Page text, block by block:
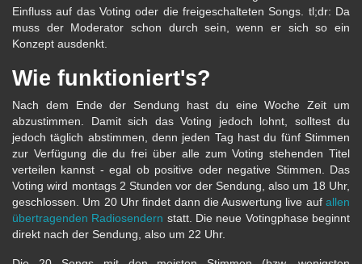
Einfluss auf das Voting oder die freigeschalteten Songs. tl;dr: Da
muss der Moderator schon durch sein, wenn er sich so ein
Konzept ausdenkt.
Wie funktioniert's?
Nach dem Ende der Sendung hast du eine Woche Zeit um
abzustimmen. Damit sich das Voting jedoch lohnt, solltest du
jedoch täglich abstimmen, denn jeden Tag hast du fünf Stimmen
zur Verfügung die du frei über alle zum Voting stehenden Titel
verteilen kannst - egal ob positive oder negative Stimmen. Das
Voting wird montags 2 Stunden vor der Sendung, also um 18 Uhr,
geschlossen. Um 20 Uhr findet dann die Auswertung live auf allen
übertragenden Radiosendern statt. Die neue Votingphase beginnt
direkt nach der Sendung, also um 22 Uhr.